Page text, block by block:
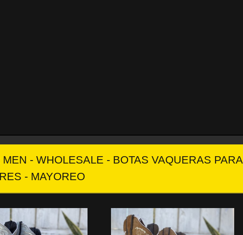
- WHOLESALE - BOTAS VAQUERAS PARA
- MAYOREO